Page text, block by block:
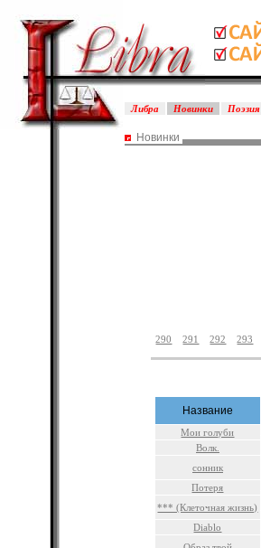
Либра Новинки Поэзия
Новинки
290 291 292 293
Название
Мои голуби
Волк.
сонник
Потеря
*** (Клеточная жизнь)
Diablo